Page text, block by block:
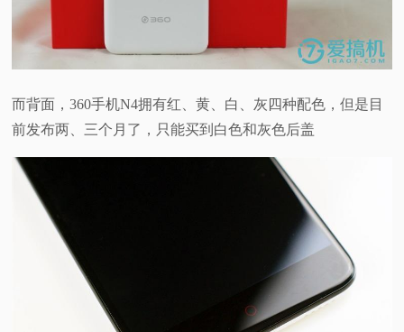
而背面，360手机N4拥有红、黄、白、灰四种配色，但是目
前发布两、三个月了，只能买到白色和灰色后盖